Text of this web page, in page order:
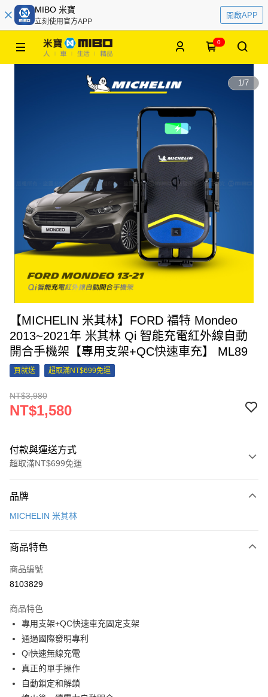
MIBO 米寶
立刻使用官方APP
開啟APP
0
1/7
【MICHELIN 米其林】FORD 福特 Mondeo
2013~2021年 米其林 Qi 智能充電紅外線自動
開合手機架【專用支架+QC快速車充】 ML89
買就送 超取滿NT$699免運
NT$3,980
NT$1,580
付款與運送方式
超取滿NT$699免運
信用卡一次付款
3 期 0 利率 每期
合作金庫商業銀行
上海商業儲蓄銀行
臺灣中小企業銀行
匯豐（台灣）商業銀行
聯邦商業銀行
元大商業銀行
玉山商業銀行
台灣樂天信用卡公司
超商取貨付款
LINE Pay
Apple Pay
街口支付
悠遊付
Google Pay
品牌
MICHELIN 米其林
商品特色
商品編號
8103829
商品特色
專用支架+QC快速車充固定支架
通過國際發明專利
Qi快速無線充電
真正的單手操作
自動鎖定和解鎖